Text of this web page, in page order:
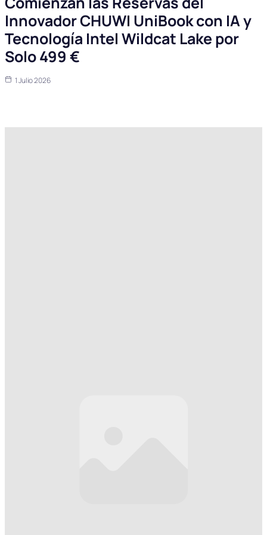
Innovador CHUWI UniBook con IA y
Tecnología Intel Wildcat Lake por
Solo 499 €
1 Julio 2026